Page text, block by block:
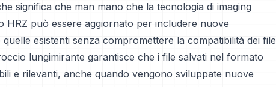
significa che man mano che la tecnologia di imaging
HRZ può essere aggiornato per includere nuove
esistenti senza compromettere la compatibilità dei file
lungimirante garantisce che i file salvati nel formato
e rilevanti, anche quando vengono sviluppate nuove